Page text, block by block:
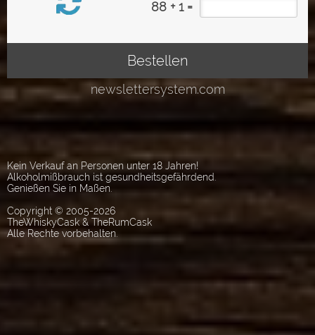
Kein Verkauf an Personen unter 18 Jahren!
Alkoholmißbrauch ist gesundheitsgefährdend.
Genießen Sie in Maßen.
Copyright © 2005-2026
TheWhiskyCask & TheRumCask
Alle Rechte vorbehalten.